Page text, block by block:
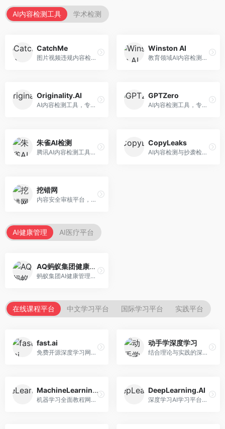
AI内容检测工具 学术检测
CatchMe
图片视频违规内容检测平台，专注于视觉内容安全。面向内容平台，提供图片审核、视频审核、直播监控等服务，视觉检测专业。
Winston AI
教育领域AI内容检测平台，专注于学术诚信。面向教育机构，提供AI内容检测、抄袭检测、报告生成等服务，教育适配性强。
Originality.AI
AI内容检测工具，专注于内容原创性验证。面向内容创作者和出版商，提供AI检测、抄袭检测、批量分析等服务，检测精度高。
GPTZero
AI内容检测工具，专注于AI生成文本识别。面向教育工作者和出版商，提供文本检测、批量分析、API接口等服务，检测准确率高。
朱雀AI检测
腾讯AI内容检测工具，专注于中文内容识别。面向中文用户，提供AI内容检测、文本分析、报告生成等服务，中文检测专业。
CopyLeaks
AI内容检测与抄袭检测平台，专注于内容原创性验证。面向教育机构和出版商，提供AI检测、抄袭检测、多语言支持等服务，检测全面。
挖错网
内容安全审核平台，专注于违规内容检测。面向企业和平台，提供内容审核、敏感词检测、风险预警等服务，安全审核专业。
AI健康管理 AI医疗平台
AQ蚂蚁集团健康管家
蚂蚁集团AI健康管理服务，专注于个人健康监测。面向个人用户，提供健康评估、慢病管理、健康建议等服务，健康管理便捷。
在线课程平台 中文学习平台 国际学习平台 实践平台
fast.ai
免费开源深度学习网站，专注于实用AI教学。面向开发者，提供免费深度学习课程、实战项目、代码库等资源，学习门槛低。
动手学深度学习
结合理论与实践的深度学习教材，专注于代码驱动学习。面向学生和开发者，提供深度学习理论、代码实现、练习题等资源，学习体验好。
MachineLearningMastery
机器学习全面教程网站，专注于实用技能教学。面向开发者，提供机器学习算法、Python实现、项目实战等教程，实用性强。
DeepLearning.AI
深度学习AI学习平台，由吴恩达创立。面向AI学习者，提供深度学习专项课程、AI新闻、技术社区等资源，课程质量权威。